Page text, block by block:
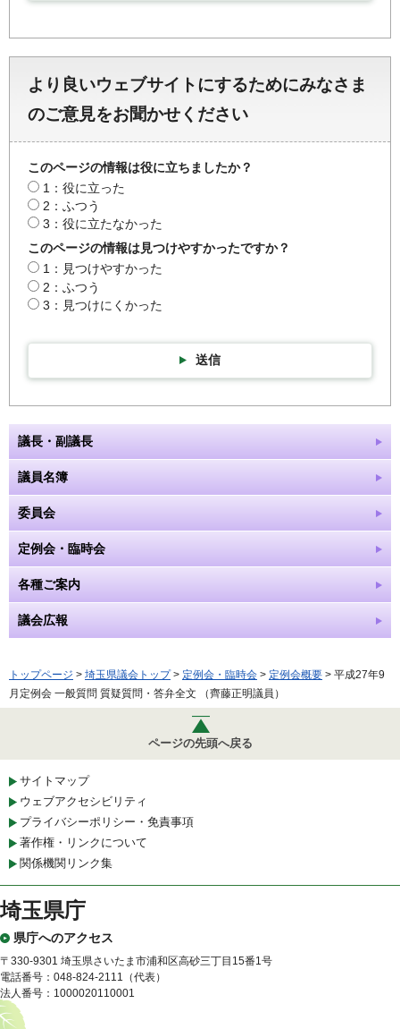
より良いウェブサイトにするためにみなさま
のご意見をお聞かせください
このページの情報は役に立ちましたか？
1：役に立った
2：ふつう
3：役に立たなかった
このページの情報は見つけやすかったですか？
1：見つけやすかった
2：ふつう
3：見つけにくかった
送信
議長・副議長
議員名簿
委員会
定例会・臨時会
各種ご案内
議会広報
トップページ > 埼玉県議会トップ> 定例会・臨時会 > 定例会概要 > 平成27年9
月定例会 一般質問 質疑質問・答弁全文 （齊藤正明議員）
ページの先頭へ戻る
サイトマップ
ウェブアクセシビリティ
プライバシーポリシー・免責事項
著作権・リンクについて
関係機関リンク集
埼玉県庁
県庁へのアクセス
〒330-9301 埼玉県さいたま市浦和区高砂三丁目15番1号
電話番号：048-824-2111（代表）
法人番号：1000020110001